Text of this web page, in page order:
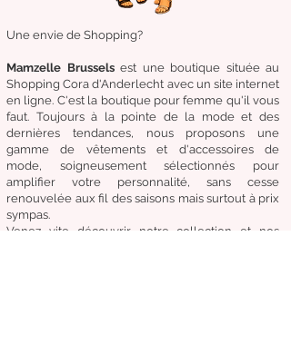
Une envie de Shopping?
Mamzelle Brussels est une boutique située au
Shopping Cora d'Anderlecht avec un site internet
en ligne. C'est la boutique pour femme qu'il vous
faut. Toujours à la pointe de la mode et des
dernières tendances, nous proposons une
gamme de vêtementset d'accessoires de
mode,
soigneusementsélectionnés pour
amplifier votre personnalité, sans cesse
renouvelée aux fil des saisons mais surtout à prix
sympas.
Venez vite découvrirnotre collection et nos